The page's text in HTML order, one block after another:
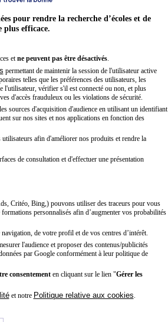
pour rendre la recherche d’écoles et de
plus efficace.
et ne peuvent pas être désactivés.
permettant de maintenir la session de l'utilisateur active
telles que les préférences des utilisateurs, les
l'utilisateur, vérifier s'il est connecté ou non, et plus
d'accès frauduleux ou les violations de sécurité.
sources d'acquisition d'audience en utilisant un identifiant
sur nos sites et nos applications en fonction des
afin d'améliorer nos produits et rendre la
de consultation et d'effectuer une présentation
Critéo, Bing,) pouvons utiliser des traceurs pour vous
personnalisés afin d’augmenter vos probabilités
de votre profil et de vos centres d’intérêt.
l'audience et proposer des contenus/publicités
par Google conformément à leur politique de
consentementen cliquant sur le lien "Gérer les
et notre Politique relative aux cookies